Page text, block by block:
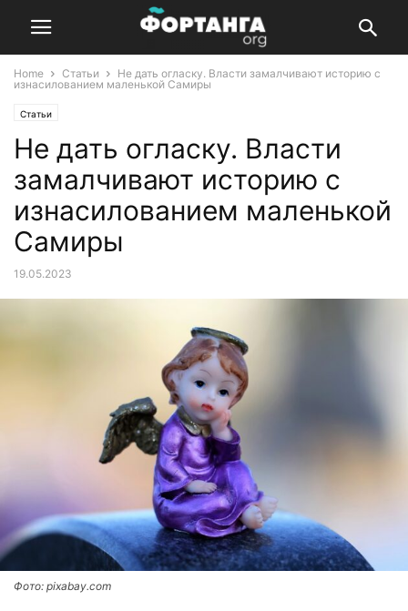
Home Статьи
Не дать огласку. Власти замалчивают историю с
изнасилованием маленькой Самиры
Статьи
Не дать огласку. Власти
замалчивают историю с
изнасилованием маленькой
Самиры
19.05.2023
Фото: pixabay.com